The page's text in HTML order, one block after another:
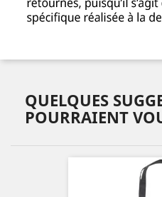
QUELQUES
POURRAIENT